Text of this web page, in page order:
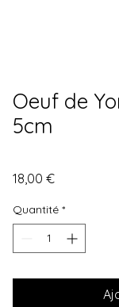
Oeuf de
5cm
18,00 €Prix
Quantité *